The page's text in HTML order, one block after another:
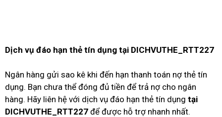
Dịch vụ đáo hạn thẻ tín dụng tại DICHVUTHE_RTT227
Ngân hàng gửi sao kê khi đến hạn thanh toán nợ thẻ tín
dụng. Bạn chưa thể đóng đủ tiền để trả nợ cho ngân
hàng. Hãy liên hệ với dịch vụ đáo hạn thẻ tín dụng tại
DICHVUTHE_RTT227 để được hỗ trợ nhanh nhất.